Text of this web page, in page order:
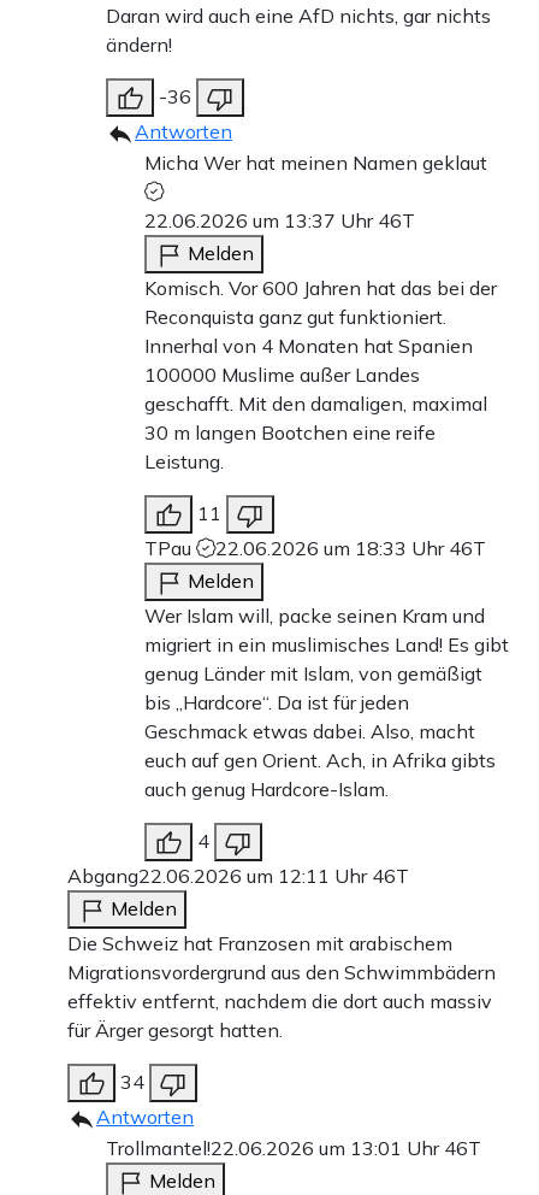
Daran wird auch eine AfD nichts, gar nichts
ändern!
-36
Antworten
Micha Wer hat meinen Namen geklaut
22.06.2026 um 13:37 Uhr 46T
Melden
Komisch. Vor 600 Jahren hat das bei der
Reconquista ganz gut funktioniert.
Innerhal von 4 Monaten hat Spanien
100000 Muslime außer Landes
geschafft. Mit den damaligen, maximal
30 m langen Bootchen eine reife
Leistung.
11
TPau
22.06.2026 um 18:33 Uhr 46T
Melden
Wer Islam will, packe seinen Kram und
migriert in ein muslimisches Land! Es gibt
genug Länder mit Islam, von gemäßigt
bis „Hardcore“. Da ist für jeden
Geschmack etwas dabei. Also, macht
euch auf gen Orient. Ach, in Afrika gibts
auch genug Hardcore-Islam.
4
Abgang22.06.2026 um 12:11 Uhr 46T
Melden
Die Schweiz hat Franzosen mit arabischem
Migrationsvordergrund aus den Schwimmbädern
effektiv entfernt, nachdem die dort auch massiv
für Ärger gesorgt hatten.
34
Antworten
Trollmantel!22.06.2026 um 13:01 Uhr 46T
Melden